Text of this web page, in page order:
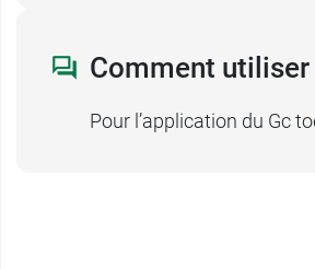
Comment
Pour l’application du Gc